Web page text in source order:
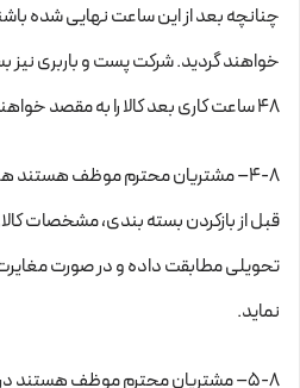
چنانچه بعد از این ساعت نهایی شده
۴۸ ساعت کاری بعد کالا را به مقصد خواهند رساند.
۴-۸– مشتریان محترم موظف هستند
قبل از بازکردن بسته بندی، مشخصات
تحویلی مطابقت داده و در صورت
نماید.
۵-۸– مشتریان محترم موظف هستند